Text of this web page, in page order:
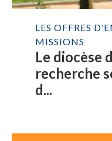
LES OFFRES
MISSIONS
Le diocèse
recherche
d...